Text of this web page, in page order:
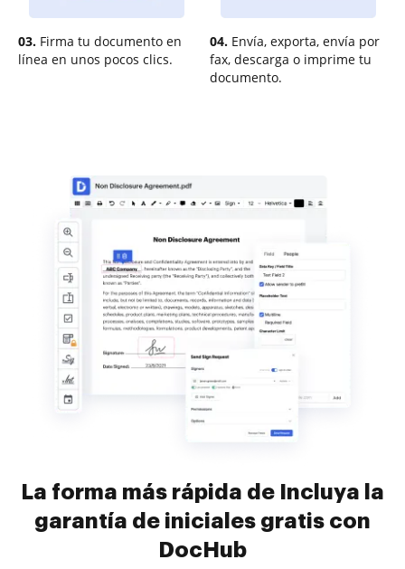
03. Firma tu documento en
línea en unos pocos clics.
04. Envía, exporta, envía por
fax, descarga o imprime tu
documento.
La forma más rápida de Incluya la
garantía de iniciales gratis con
DocHub